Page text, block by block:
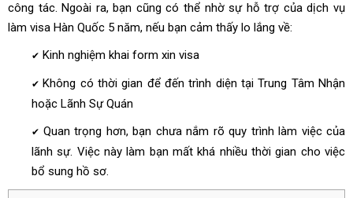
công tác. Ngoài ra, bạn cũng có thể nhờ sự hỗ trợ của dịch vụ
làm visa Hàn Quốc 5 năm, nếu bạn cảm thấy lo lắng về:
✔ Kinh nghiệm khai form xin visa
✔ Không có thời gian để đến trình diện tại Trung Tâm Nhận
hoặc Lãnh Sự Quán
✔ Quan trọng hơn, bạn chưa nắm rõ quy trình làm việc của
lãnh sự. Việc này làm bạn mất khá nhiều thời gian cho việc
bổ sung hồ sơ.